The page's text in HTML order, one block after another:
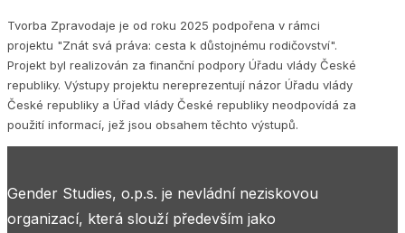
Tvorba Zpravodaje je od roku 2025 podpořena v rámci
projektu "Znát svá práva: cesta k důstojnému rodičovství".
Projekt byl realizován za finanční podpory Úřadu vlády České
republiky. Výstupy projektu nereprezentují názor Úřadu vlády
České republiky a Úřad vlády České republiky neodpovídá za
použití informací, jež jsou obsahem těchto výstupů.
Gender Studies, o.p.s. je nevládní neziskovou
organizací, která slouží především jako